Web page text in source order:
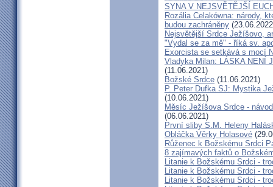
SYNA V NEJSVĚTĚJŠÍ
Rozália Celakówna: národy,
budou zachráněny
Nejsvětější Srdce Ježíšovo,
"Vydal se za mě" - říká sv.
Exorcista se setkává s mocí
Vladyka Milan: LÁSKA NENÍ
(11.06.2021)
Božské Srdce (11.06.2021)
P. Peter Dufka SJ: Mystika
(10.06.2021)
Měsíc Ježíšova Srdce -
(06.06.2021)
První sliby S.M. Heleny
Obláčka Věrky Holasové
Růženec k Božskému Srdci
8 zajímavých faktů o
Litanie k Božskému Srdci -
Litanie k Božskému Srdci -
Litanie k Božskému Srdci -